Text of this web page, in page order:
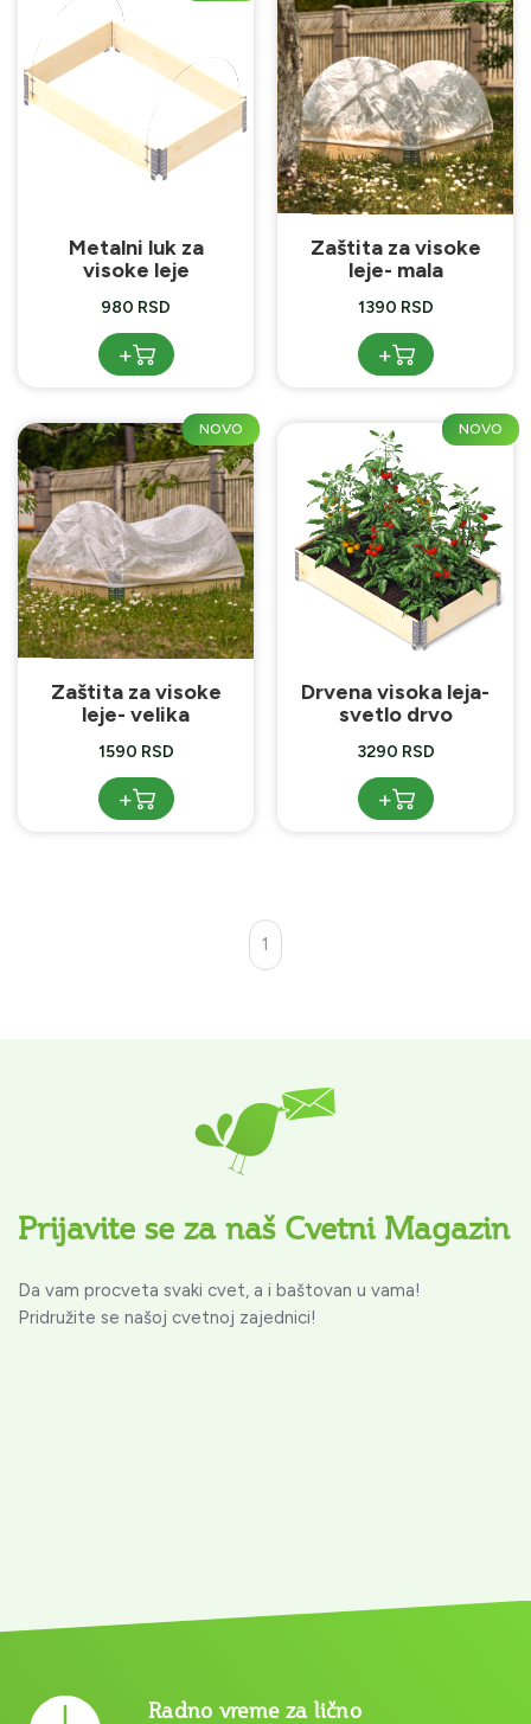
Metalni luk za
visoke leje
980 RSD
+
Zaštita za visoke
leje- mala
1390 RSD
+
NOVO
Zaštita za visoke
leje- velika
1590 RSD
+
NOVO
Drvena visoka leja-
svetlo drvo
3290 RSD
+
1
Prijavite se za naš Cvetni Magazin
Da vam procveta svaki cvet, a i baštovan u vama!
Pridružite se našoj cvetnoj zajednici!
Radno vreme za lično